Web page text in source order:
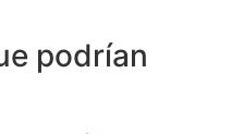
podrían